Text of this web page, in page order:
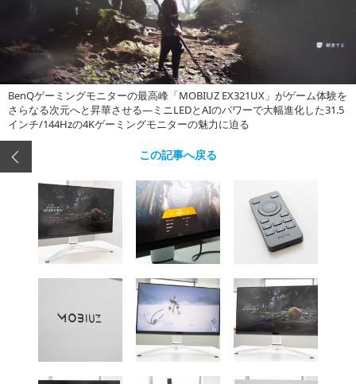
BenQゲーミングモニターの最高峰「MOBIUZ EX321UX」がゲーム体験を
さらなる次元へと昇華させる―ミニLEDとAIのパワーで大幅進化した31.5
インチ/144Hzの4Kゲーミングモニターの魅力に迫る
この記事へ戻る